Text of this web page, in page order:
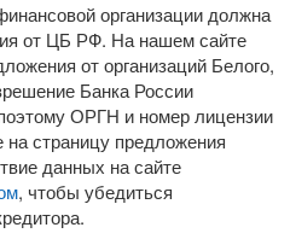
организации должна
от ЦБ РФ. На нашем сайте
от организаций Белого,
Банка России
ОРГН и номер лицензии
страницу предложения
данных на сайте
, чтобы убедиться